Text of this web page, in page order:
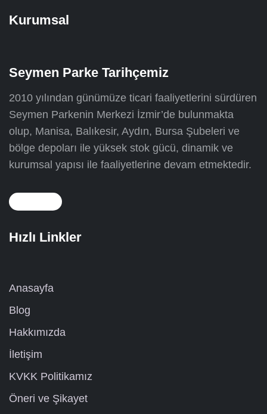
Kurumsal
Seymen Parke Tarihçemiz
2010 yılından günümüze ticari faaliyetlerini sürdüren
Seymen Parkenin Merkezi İzmir’de bulunmakta
olup, Manisa, Balıkesir, Aydın, Bursa Şubeleri ve
bölge depoları ile yüksek stok gücü, dinamik ve
kurumsal yapısı ile faaliyetlerine devam etmektedir.
Hızlı Linkler
Anasayfa
Blog
Hakkımızda
İletişim
KVKK Politikamız
Öneri ve Şikayet